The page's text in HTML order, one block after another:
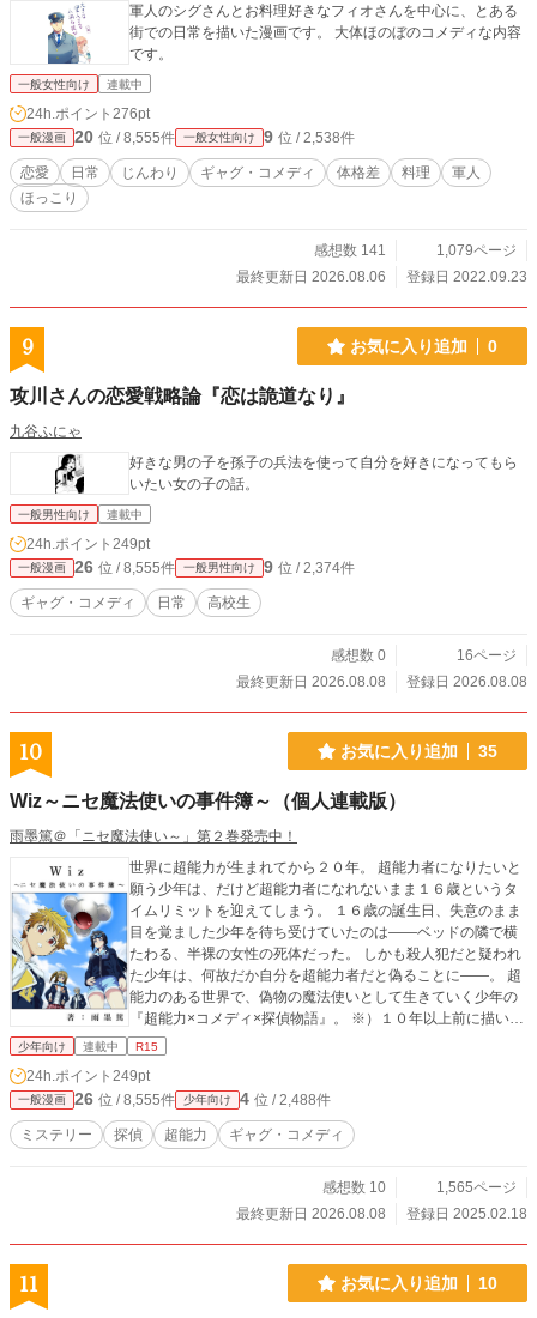
軍人のシグさんとお料理好きなフィオさんを中心に、とある
街での日常を描いた漫画です。 大体ほのぼのコメディな内容
です。
一般女性向け 連載中
24h.ポイント 276pt
一般漫画 20 位 / 8,555件 一般女性向け 9 位 / 2,538件
恋愛 日常 じんわり ギャグ・コメディ 体格差 料理
軍人
ほっこり
感想数 141
1,079ページ
最終更新日 2026.08.06
登録日 2022.09.23
9 お気に入り追加 0
攻川さんの恋愛戦略論『恋は詭道なり』
九谷ふにゃ
好きな男の子を孫子の兵法を使って自分を好きになってもら
いたい女の子の話。
一般男性向け 連載中
24h.ポイント 249pt
一般漫画 26 位 / 8,555件 一般男性向け 9 位 / 2,374件
ギャグ・コメディ 日常 高校生
感想数 0
16ページ
最終更新日 2026.08.08
登録日 2026.08.08
10 お気に入り追加 35
Wiz～ニセ魔法使いの事件簿～（個人連載版）
雨墨篤＠「ニセ魔法使い～」第２巻発売中！
世界に超能力が生まれてから２０年。 超能力者になりたいと
願う少年は、だけど超能力者になれないまま１６歳というタ
イムリミットを迎えてしまう。 １６歳の誕生日、失意のまま
目を覚ました少年を待ち受けていたのは――ベッドの隣で横
たわる、半裸の女性の死体だった。 しかも殺人犯だと疑われ
た少年は、何故だか自分を超能力者だと偽ることに――。 超
能力のある世界で、偽物の魔法使いとして生きていく少年の
『超能力×コメディ×探偵物語』。 ※）１０年以上前に描いた
漫画で、第一回マンガボックスリーグ優勝作品です。 ※）現
もご覧ください。
少年向け 連載中 R15
24h.ポイント 249pt
一般漫画 26 位 / 8,555件 少年向け 4 位 / 2,488件
ミステリー 探偵 超能力 ギャグ・コメディ
感想数 10
1,565ページ
最終更新日 2026.08.08
登録日 2025.02.18
11 お気に入り追加 10